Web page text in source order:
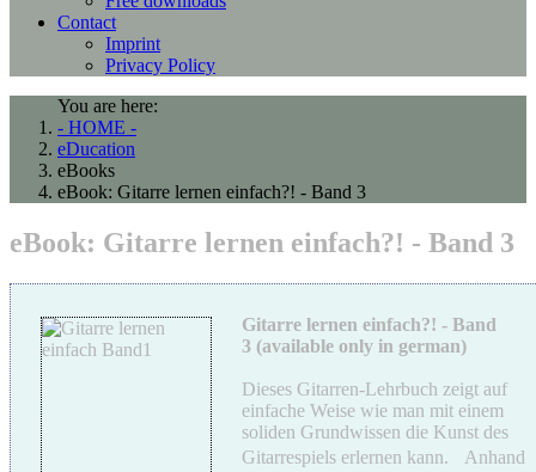
Contact
Imprint
Privacy Policy
You are here:
- HOME -
eDucation
eBooks
eBook: Gitarre lernen einfach?! - Band 3
eBook: Gitarre lernen einfach?! - Band 3
Gitarre lernen einfach?! - Band
3 (available only in german)
Dieses Gitarren-Lehrbuch zeigt auf
einfache Weise wie man mit einem
soliden Grundwissen die Kunst des
Gitarrespiels erlernen kann. Anhand